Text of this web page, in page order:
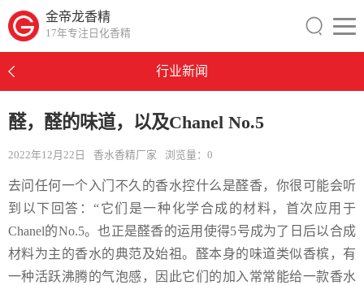
金帝龙香精
17年专注日化香精
行业新闻
醛，醛的味道，以及Chanel No.5
2022年12月22日 香水香精厂家 浏览量： 0
去问任何一个入门不久的香水控什么是醛香，你很可能会听
到以下回答：“它们是一种化学合成的材料，首次应用于
Chanel的No.5。也正是醛香的运用使得5号成为了日后以合成
材料为主的香水的典范及始祖。醛本身的味道类似香槟，有
一种活跃沸腾的气泡感，因此它们的加入常常能给一款香水